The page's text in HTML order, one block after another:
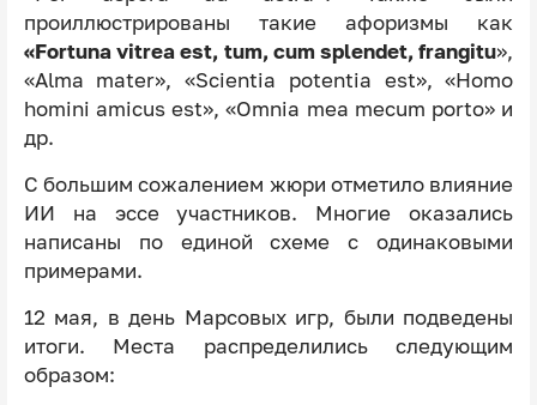
проиллюстрированы такие афоризмы как
«Fortuna vitrea est, tum, cum splendet, frangitu»,
«Alma mater», «Scientia potentia est», «Homo
homini amicus est», «Omnia mea mecum porto» и
др.
С большим сожалением жюри отметило влияние
ИИ на эссе участников. Многие оказались
написаны по единой схеме с одинаковыми
примерами.
12 мая, в день Марсовых игр, были подведены
итоги. Места распределились следующим
образом: